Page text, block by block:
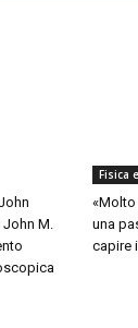
John M.
Fisica
«Molto
una
capire